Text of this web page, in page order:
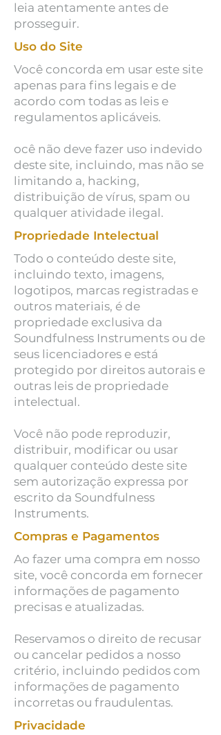
leia atentamente antes de
prosseguir.
Uso do Site
Você concorda em usar este site
apenas para fins legais e de
acordo com todas as leis e
regulamentos aplicáveis.
ocê não deve fazer uso indevido
deste site, incluindo, mas não se
limitando a, hacking,
distribuição de vírus, spam ou
qualquer atividade ilegal.
Propriedade Intelectual
Todo o conteúdo deste site,
incluindo texto, imagens,
logotipos, marcas registradas e
outros materiais, é de
propriedade exclusiva da
Soundfulness Instruments ou de
seus licenciadores e está
protegido por direitos autorais e
outras leis de propriedade
intelectual.
Você não pode reproduzir,
distribuir, modificar ou usar
qualquer conteúdo deste site
sem autorização expressa por
escrito da Soundfulness
Instruments.
Compras e Pagamentos
Ao fazer uma compra em nosso
site, você concorda em fornecer
informações de pagamento
precisas e atualizadas.
Reservamos o direito de recusar
ou cancelar pedidos a nosso
critério, incluindo pedidos com
informações de pagamento
incorretas ou fraudulentas.
Privacidade